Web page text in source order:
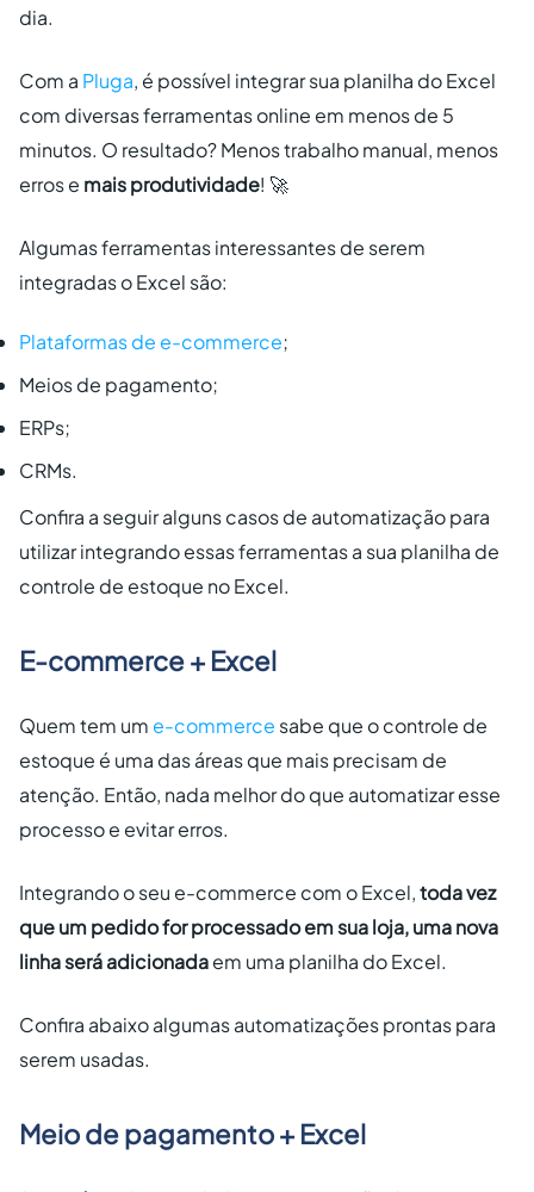
dia.
Com a Pluga, é possível integrar sua planilha do Excel
com diversas ferramentas online em menos de 5
minutos. O resultado? Menos trabalho manual, menos
erros e mais produtividade! 🚀
Algumas ferramentas interessantes de serem
integradas o Excel são:
Plataformas de e-commerce;
Meios de pagamento;
ERPs;
CRMs.
Confira a seguir alguns casos de automatização para
utilizar integrando essas ferramentas a sua planilha de
controle de estoque no Excel.
E-commerce + Excel
Quem tem um e-commerce sabe que o controle de
estoque é uma das áreas que mais precisam de
atenção. Então, nada melhor do que automatizar esse
processo e evitar erros.
Integrando o seu e-commerce com o Excel,toda vez
que um pedido for processado em sua loja, uma nova
linha será adicionadaem uma planilha do Excel.
Confira abaixo algumas automatizações prontas para
serem usadas.
Meio de pagamento + Excel